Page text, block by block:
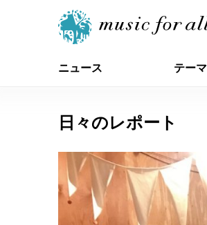
ニュース テーマ
日々のレポート